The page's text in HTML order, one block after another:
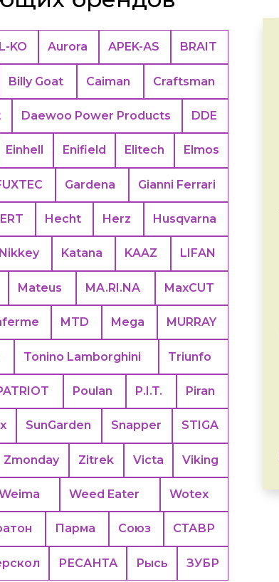
KO Aurora APEK-АS BRAIT
Billy Goat Caiman Craftsman
Daewoo Power Products DDE
Einhell Enifield Elitech Elmos
Gardena Gianni Ferrari
Hecht Herz Husqvarna
Nikkey Katana KAAZ LIFAN
Mateus MA.RI.NA MaxCUT
MTD Mega MURRAY
Tonino Lamborghini Triunfo
Poulan P.I.T. Piran
SunGarden Snapper STIGA
Zmonday Zitrek Victa Viking
Weed Eater Wotex
Парма Союз СТАВР
РЕСАНТА Рысь ЗУБР